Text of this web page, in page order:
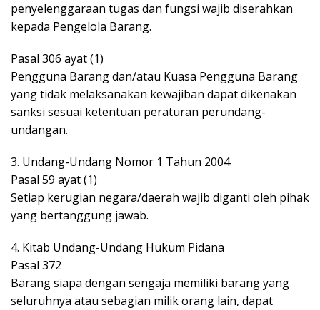
penyelenggaraan tugas dan fungsi wajib diserahkan
kepada Pengelola Barang.
Pasal 306 ayat (1)
Pengguna Barang dan/atau Kuasa Pengguna Barang
yang tidak melaksanakan kewajiban dapat dikenakan
sanksi sesuai ketentuan peraturan perundang-
undangan.
3. Undang-Undang Nomor 1 Tahun 2004
Pasal 59 ayat (1)
Setiap kerugian negara/daerah wajib diganti oleh pihak
yang bertanggung jawab.
4. Kitab Undang-Undang Hukum Pidana
Pasal 372
Barang siapa dengan sengaja memiliki barang yang
seluruhnya atau sebagian milik orang lain, dapat